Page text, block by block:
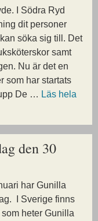
I Södra Ryd
dit personer
söka sig till. Det
samt
Nu är det en
som har startats
De … Läs hela
den 30
har Gunilla
I Sverige finns
heter Gunilla